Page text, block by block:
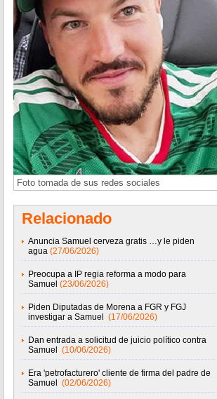
Foto tomada de sus redes sociales
Relacionado
Anuncia Samuel cerveza gratis …y le piden
agua (27/06/2026)
Preocupa a IP regia reforma a modo para
Samuel (23/06/2026)
Piden Diputadas de Morena a FGR y FGJ
investigar a Samuel
(17/06/2026)
Dan entrada a solicitud de juicio político contra
Samuel
(10/06/2026)
Era 'petrofacturero' cliente de firma del padre de
Samuel
(02/06/2026)